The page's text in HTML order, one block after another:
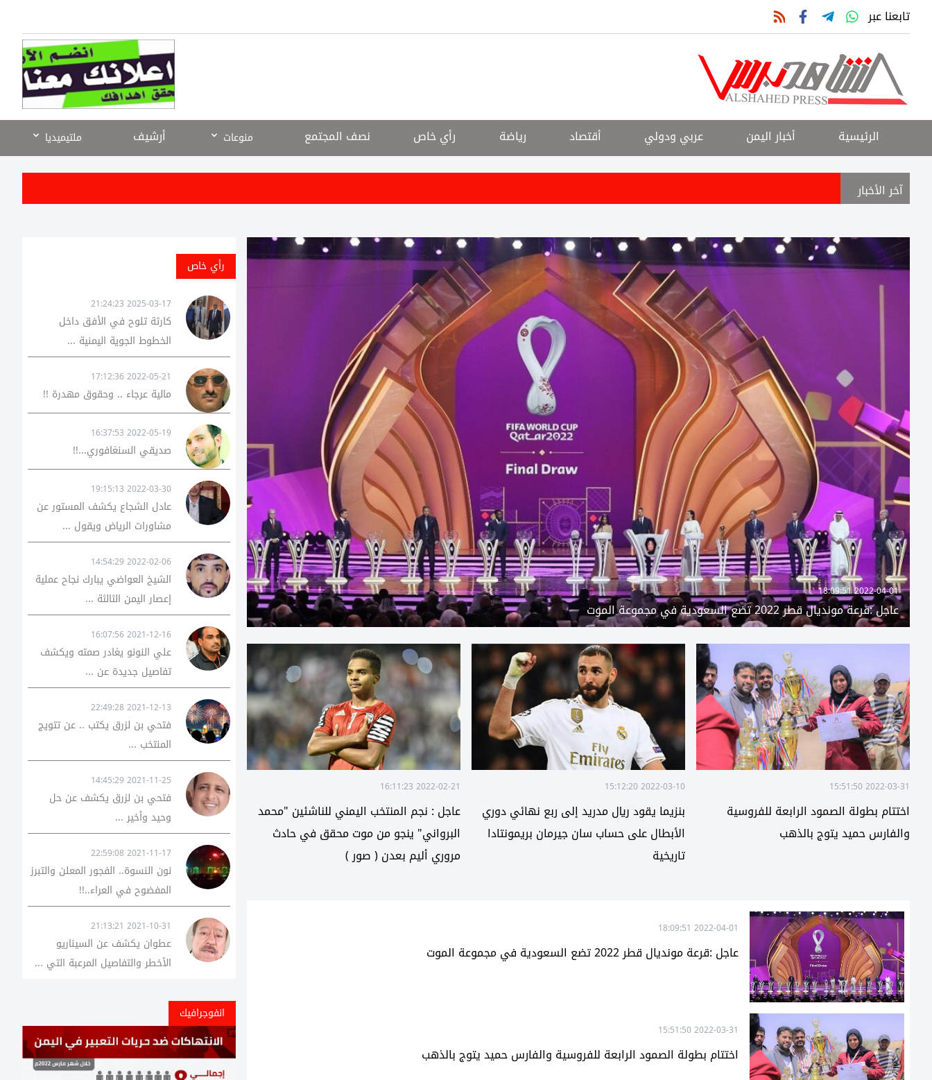
تابعنا عبر
الرئيسية أخبار اليمن عربي ودولي أقتصاد رياضة رأي خاص نصف المجتمع منوعات أرشيف ملتيميديا
آخر الأخبار
2022-04-01 18:09:51
عاجل :قرعة مونديال قطر 2022 تضع السعودية في مجموعة الموت
2022-03-31 15:51:50
اختتام بطولة الصمود الرابعة للفروسية
والفارس حميد يتوج بالذهب
2022-03-10 15:12:20
بنزيما يقود ريال مدريد إلى ربع نهائي دوري
الأبطال على حساب سان جيرمان بريمونتادا
تاريخية
2022-02-21 16:11:23
عاجل : نجم المنتخب اليمني للناشئين "محمد
البرواني" ينجو من موت محقق في حادث
مروري أليم بعدن ( صور )
2022-04-01 18:09:51
عاجل :قرعة مونديال قطر 2022 تضع السعودية في مجموعة الموت
2022-03-31 15:51:50
اختتام بطولة الصمود الرابعة للفروسية والفارس حميد يتوج بالذهب
رأي خاص
2025-03-17 21:24:23
كارثة تلوح في الأفق داخل
الخطوط الجوية اليمنية ...
2022-05-21 17:12:36
مالية عرجاء .. وحقوق مهدرة !!
2022-05-19 16:37:53
صديقي السنغافوري...!!
2022-03-30 19:15:13
عادل الشجاع يكشف المستور عن
مشاورات الرياض ويقول ...
2022-02-06 14:54:29
الشيخ العواضي يبارك نجاح عملية
إعصار اليمن الثالثة ...
2021-12-16 16:07:56
علي النونو يغادر صمته ويكشف
تفاصيل جديدة عن ...
2021-12-13 22:49:28
فتحي بن لزرق يكتب .. عن تتويج
المنتخب ...
2021-11-25 14:45:29
فتحي بن لزرق يكشف عن حل
وحيد وأخير ...
2021-11-17 22:59:08
نون النسوة.. الفجور المعلن والتبرز
المفضوح في العراء..!!
2021-10-31 21:13:21
عطوان يكشف عن السيناريو
الأخطر والتفاصيل المرعبة التي ...
انفوجرافيك